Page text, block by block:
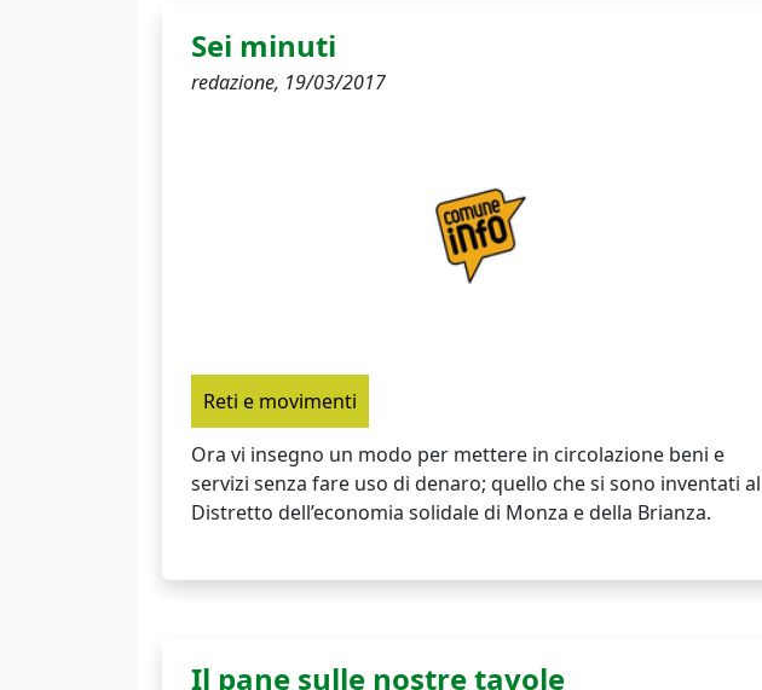
Sei minuti
redazione, 19/03/2017
Reti e movimenti
Ora vi insegno un modo per mettere in circolazione beni e
servizi senza fare uso di denaro; quello che si sono inventati al
Distretto dell’economia solidale di Monza e della Brianza.
Il pane sulle nostre tavole